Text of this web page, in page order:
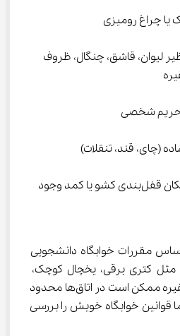
یا چراغ رومیزی
لیوان، قاشق، چنگال، ظروف
حریم شخصی
قفل کوچک (اگر امکان قفل‌بندی کشو یا کمد وجود
مقررات خوابگاه دانشجویی
مثل کتری برقی، یخچال کوچک،
مایکروویو، اجاق برقی و غیره ممکن است در اتاق‌ها محدود
خوابگاه خویش را بررسی